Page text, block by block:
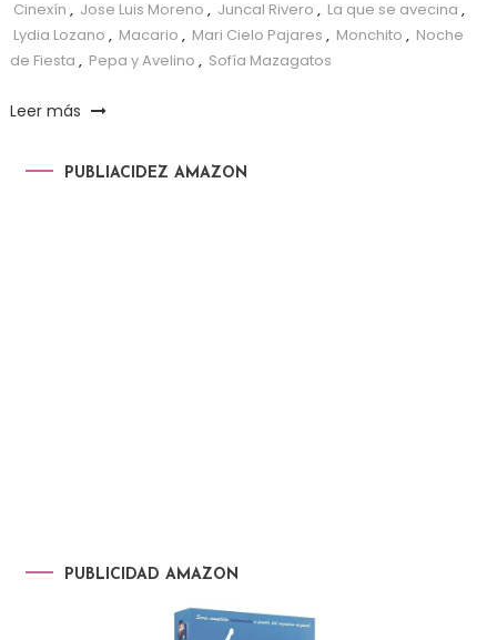
Cinexín , Jose Luis Moreno , Juncal Rivero , La que se avecina ,
Lydia Lozano , Macario , Mari Cielo Pajares , Monchito , Noche
de Fiesta , Pepa y Avelino , Sofía Mazagatos
Leer más
PUBLIACIDEZ AMAZON
PUBLICIDAD AMAZON